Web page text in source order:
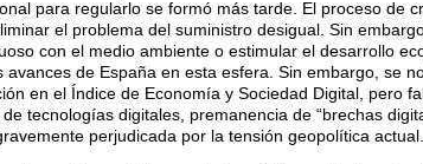
para regularlo se formó más tarde. El proceso
el problema del suministro desigual. Sin
con el medio ambiente o estimular el desarrollo
avances de España en esta esfera. Sin embargo, se
en el Índice de Economía y Sociedad Digital, pero
tecnologías digitales, premanencia de “brechas
perjudicada por la tensión geopolítica actual.